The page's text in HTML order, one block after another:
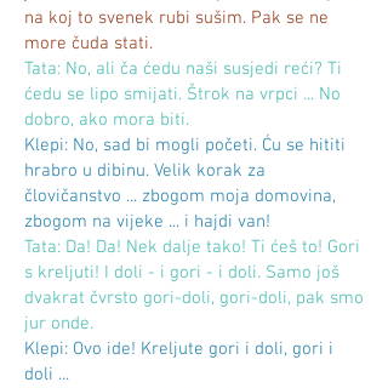
na koj to svenek rubi sušim. Pak se ne
more čuda stati.
Tata: No, ali ča ćedu naši susjedi reći? Ti
ćedu se lipo smijati. Štrok na vrpci ... No
dobro, ako mora biti.
Klepi: No, sad bi mogli početi. Ću se hititi
hrabro u dibinu. Velik korak za
človičanstvo ... zbogom moja domovina,
zbogom na vijeke ... i hajdi van!
Tata: Da! Da! Nek dalje tako! Ti ćeš to! Gori
s kreljuti! I doli - i gori - i doli. Samo još
dvakrat čvrsto gori-doli, gori-doli, pak smo
jur onde.
Klepi: Ovo ide! Kreljute gori i doli, gori i
doli ...